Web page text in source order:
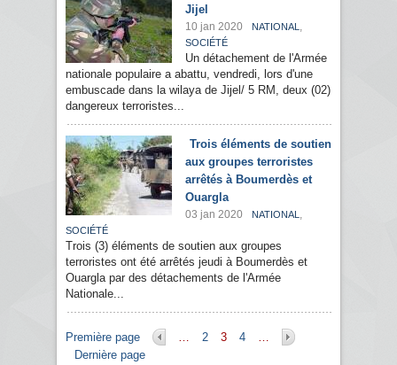
Jijel
10 jan 2020 NATIONAL ,
SOCIÉTÉ
Un détachement de l'Armée
nationale populaire a abattu, vendredi, lors d'une
embuscade dans la wilaya de Jijel/ 5 RM, deux (02)
dangereux terroristes...
Trois éléments de soutien
aux groupes terroristes
arrêtés à Boumerdès et
Ouargla
03 jan 2020 NATIONAL ,
SOCIÉTÉ
Trois (3) éléments de soutien aux groupes
terroristes ont été arrêtés jeudi à Boumerdès et
Ouargla par des détachements de l'Armée
Nationale...
Pages
Première page … 2 3 4
…
Dernière page